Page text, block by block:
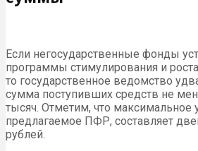
Если негосударственные фонды
программы стимулирования и
то государственное ведомство
сумма поступивших средств не
тысяч. Отметим, что максимальное
предлагаемое ПФР, составляет
рублей.